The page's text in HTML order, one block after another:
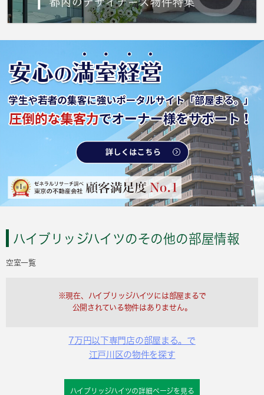
ハイブリッジハイツのその他の部屋情報
空室一覧
※現在、ハイブリッジハイツには部屋まるで
公開されている物件はありません。
7万円以下専門店の部屋まる。で
江戸川区の物件を探す
ハイブリッジハイツの詳細ページを見る